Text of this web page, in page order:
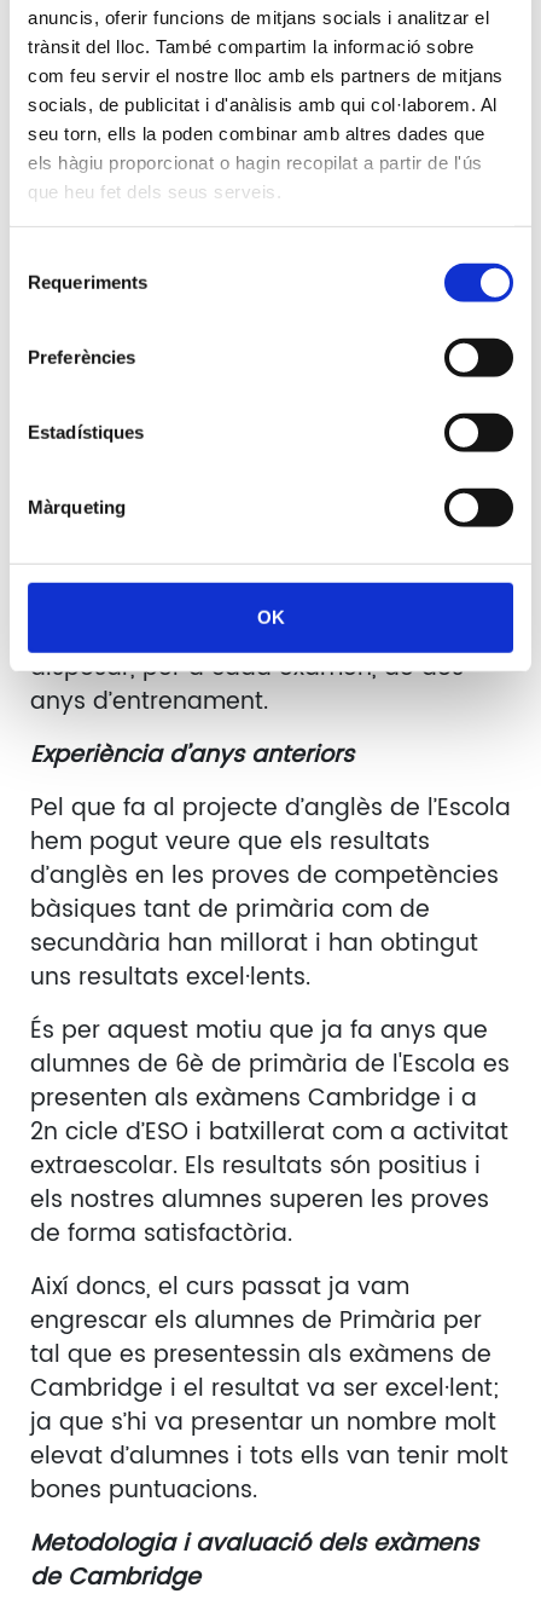
anuncis, oferir funcions de mitjans socials i analitzar el
trànsit del lloc. També compartim la informació sobre
com feu servir el nostre lloc amb els partners de mitjans
socials, de publicitat i d'anàlisis amb qui col·laborem. Al
seu torn, ells la poden combinar amb altres dades que
els hàgiu proporcionat o hagin recopilat a partir de l'ús
que heu fet dels seus serveis.
Requeriments
Preferències
Estadístiques
Màrqueting
OK
procurem treballar individualment amb
cada alumne l'expressió oral.
De cara al mes de febrer, farem una
prova definitiva per avaluar el progrés i
el nivell de cada alumne i determinar
així a quin nivell d’examen s’han de
La intenció és que la majoria d’alumnes
de 4t puguin presentar-se al nivell de
presentar-se a Flyers o KEY, els alumnes
de 2n d’ESO al PET i els alumnes de 4t
Tot i que organitzarem els exàmens pels
alumnes de 4t i 6è de Primària i 2n i 4t
d’ESO, a la resta de cursos també
començarem a preparar-los per així
disposar, per a cada examen, de dos
anys d’entrenament.
Experiència d’anys anteriors
Pel que fa al projecte d’anglès de l’Escola
hem pogut veure que els resultats
d’anglès en les proves de competències
bàsiques tant de primària com de
secundària han millorat i han obtingut
uns resultats excel·lents.
És per aquest motiu que ja fa anys que
alumnes de 6è de primària de l'Escola es
presenten als exàmens Cambridge i a
2n cicle d’ESO i batxillerat com a activitat
extraescolar. Els resultats són positius i
els nostres alumnes superen les proves
de forma satisfactòria.
Així doncs, el curs passat ja vam
engrescar els alumnes de Primària per
tal que es presentessin als exàmens de
Cambridge i el resultat va ser excel·lent;
ja que s’hi va presentar un nombre molt
elevat d’alumnes i tots ells van tenir molt
bones puntuacions.
Metodologia i avaluació dels exàmens
de Cambridge